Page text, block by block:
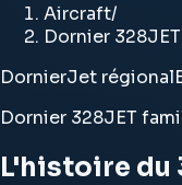
Aircraft/
Dornier
DornierJet régional
Dornier 328JET
L'histoire du